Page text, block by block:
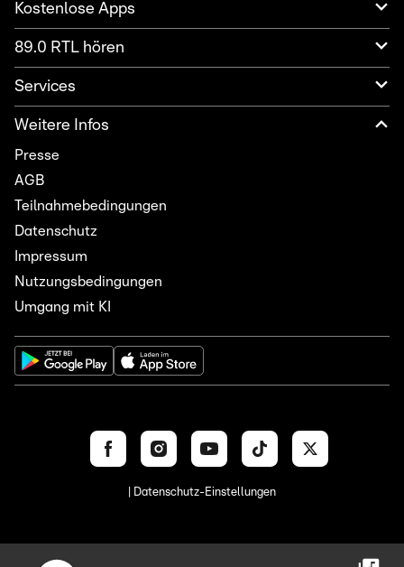
Kostenlose Apps
89.0 RTL hören
Services
Weitere Infos
Presse
AGB
Teilnahmebedingungen
Datenschutz
Impressum
Nutzungsbedingungen
Umgang mit KI
| Datenschutz-Einstellungen